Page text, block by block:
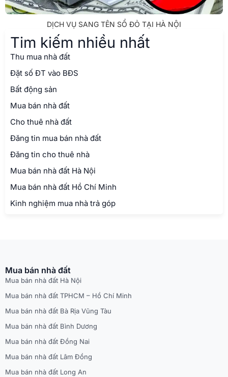
DỊCH VỤ SANG TÊN SỔ ĐỎ TẠI HÀ NỘI
Tim kiếm nhiều nhất
Thu mua nhà đất
Đặt số ĐT vào BĐS
Bất động sản
Mua bán nhà đất
Cho thuê nhà đất
Đăng tin mua bán nhà đất
Đăng tin cho thuê nhà
Mua bán nhà đất Hà Nội
Mua bán nhà đất Hồ Chí Minh
Kinh nghiệm mua nhà trả góp
Mua bán nhà đất
Mua bán nhà đất Hà Nội
Mua bán nhà đất TPHCM – Hồ Chí Minh
Mua bán nhà đất Bà Rịa Vũng Tàu
Mua bán nhà đất Bình Dương
Mua bán nhà đất Đồng Nai
Mua bán nhà đất Lâm Đồng
Mua bán nhà đất Long An